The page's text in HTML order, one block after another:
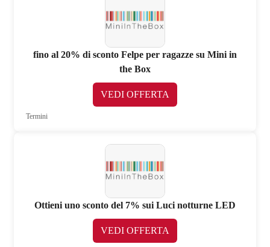
fino al 20% di sconto Felpe per ragazze su Mini in
the Box
VEDI OFFERTA
Termini
Ottieni uno sconto del 7% sui Luci notturne LED
VEDI OFFERTA